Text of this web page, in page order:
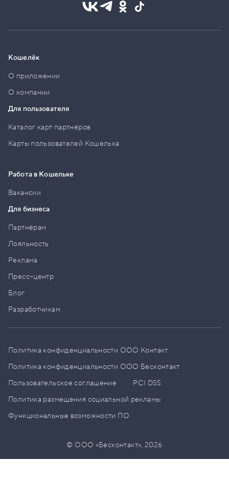
Кошелёк
О приложении
О компании
Для пользователя
Каталог карт партнёров
Карты пользователей Кошелька
Работа в Кошельке
Вакансии
Для бизнеса
Партнёрам
Лояльность
Реклама
Пресс–центр
Блог
Разработчикам
Политика конфиденциальности ООО Контакт
Политика конфиденциальности ООО Бесконтакт
Пользовательское соглашение
PCI DSS
Политика размещения социальной рекламы
Функциональные возможности ПО
© ООО «Бесконтакт»,2026